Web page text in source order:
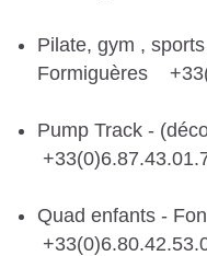
Pilate, gym ,
Formiguères
Pump Track -
Quad enfants -